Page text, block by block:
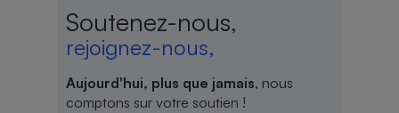
Soutenez-nous,
rejoignez-nous,
Aujourd'hui, plus que jamais, nous
comptons sur votre soutien !